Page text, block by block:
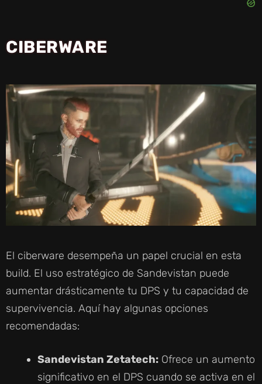
CIBERWARE
El ciberware desempeña un papel crucial en esta
build. El uso estratégico de Sandevistan puede
aumentar drásticamente tu DPS y tu capacidad de
supervivencia. Aquí hay algunas opciones
recomendadas:
Sandevistan Zetatech: Ofrece un aumento
significativo en el DPS cuando se activa en el